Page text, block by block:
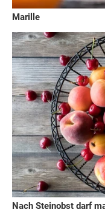
Marille
Nach Steinobst darf